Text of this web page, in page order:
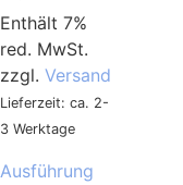
Enthält 7%
red. MwSt.
zzgl. Versand
Lieferzeit: ca. 2-
3 Werktage
Ausführung